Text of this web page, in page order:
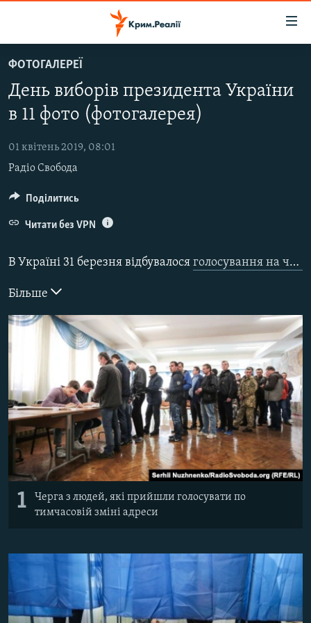
до
основного
матеріалу
Перейти
до
навігації
Перейти
пошуку
ВОДА.КРИМ
ВІДЕО ТА ФОТО
ПОЛІТИКА
БЛОГИ
ПОГЛЯД
ІНТЕРВ'Ю
ДЕПОРТАЦІЯ
ВІДЕОУРОКИ «ELIFBE»
СВІДЧЕННЯ ОКУПАЦІЇ
УКРАЇНСЬКА ПРОБЛЕМА КРИМУ
ІНФОГРАФІКА
ЯК ОБІЙТИ БЛОКУВАННЯ
ДОЛУЧАЙСЯ!
Усі сайти RFE/RL
ФОТОГАЛЕРЕЇ
День виборів президента України
в 11 фото (фотогалерея)
01 квітень 2019, 08:01
Радіо Свобода
В Україні 31 березня відбувалося голосування на чергових виборах президента
Більше
1
Черга з людей, які прийшли голосувати по
тимчасовій зміні адреси
Поділитись
Читати без VPN